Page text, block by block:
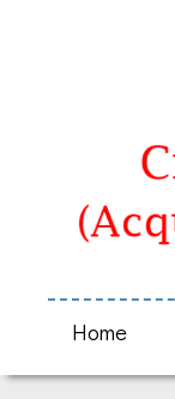
Home